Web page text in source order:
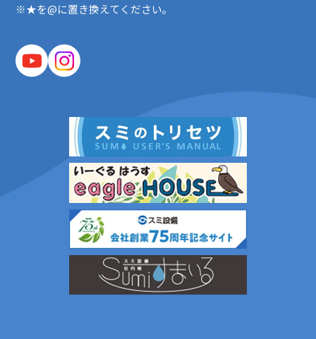
※★を@に置き換えてください。